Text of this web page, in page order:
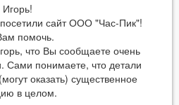
сайт ООО "Час-Пик"!
помочь.
что Вы сообщаете очень
понимаете, что детали
оказать) существенное
в целом.